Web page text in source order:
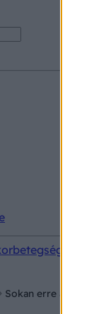
Sokan erre az